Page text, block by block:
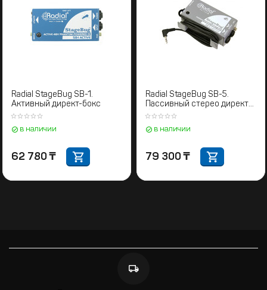
Radial StageBug SB-1.
Активный директ-бокс
в наличии
62 780 ₸
Radial StageBug SB-5.
Пассивный стерео директ-
бокс для ноутбуков
в наличии
79 300 ₸